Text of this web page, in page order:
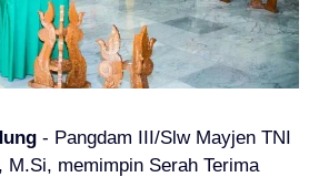
- Pangdam III/Slw Mayjen TNI
memimpin Serah Terima